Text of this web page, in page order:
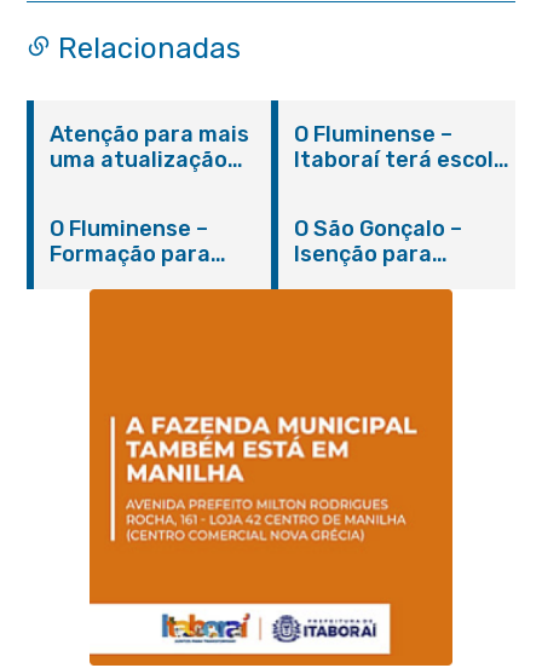
Relacionadas
Atenção para mais
uma atualização
em Itaboraí (24/05)
O Fluminense –
Itaboraí terá escola
março
O Fluminense –
Formação para
O São Gonçalo –
Isenção para